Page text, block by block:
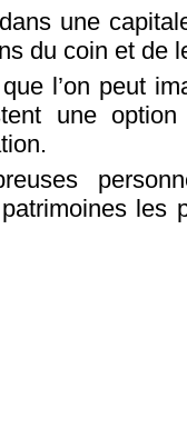
une
du coin et de
l’on peut
une
les